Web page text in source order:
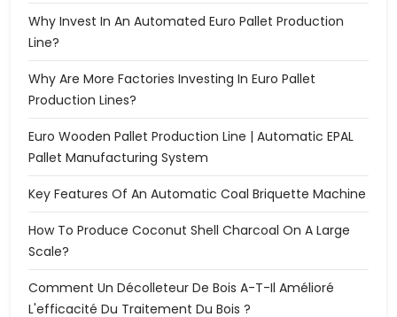
Why Invest In An Automated Euro Pallet Production
Line?
Why Are More Factories Investing In Euro Pallet
Production Lines?
Euro Wooden Pallet Production Line | Automatic EPAL
Pallet Manufacturing System
Key Features Of An Automatic Coal Briquette Machine
How To Produce Coconut Shell Charcoal On A Large
Scale?
Comment Un Décolleteur De Bois A-T-Il Amélioré
L'efficacité Du Traitement Du Bois ?